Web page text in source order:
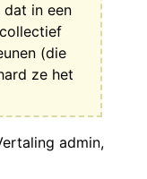
in een
(die
ze het
admin,